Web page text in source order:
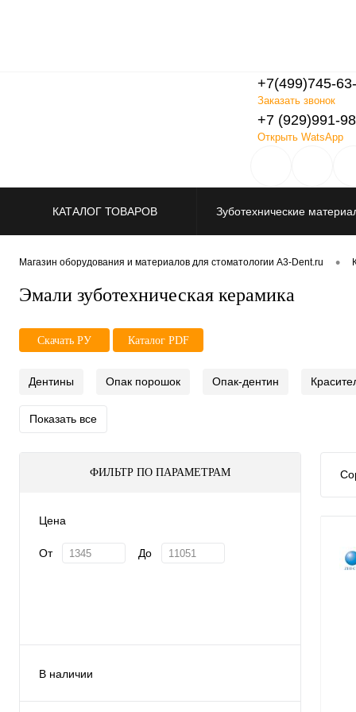
+7(499)745-
Заказать звонок
+7 (929)991-
Открыть WatsApp
КАТАЛОГ ТОВАРОВ Зуботехнические
Распродажа
Магазин оборудования и материалов для стоматологии A3-Dent.ru •
Эмали зуботехническая керамика
Скачать РУ Каталог PDF
Дентины Опак порошок Опак-дентин
Показать все
ФИЛЬТР ПО ПАРАМЕТРАМ
Цена
От До
В наличии